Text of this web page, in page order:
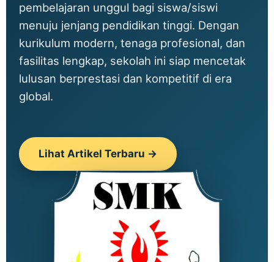
pembelajaran unggul bagi siswa/siswi
menuju jenjang pendidikan tinggi. Dengan
kurikulum modern, tenaga profesional, dan
fasilitas lengkap, sekolah ini siap mencetak
lulusan berprestasi dan kompetitif di era
global.
Lihat Artikel Terbaru →